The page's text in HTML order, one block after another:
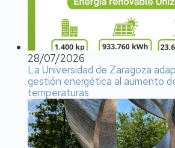
28/07/2026
La Universidad de Zaragoza
gestión energética al aumento
temperaturas